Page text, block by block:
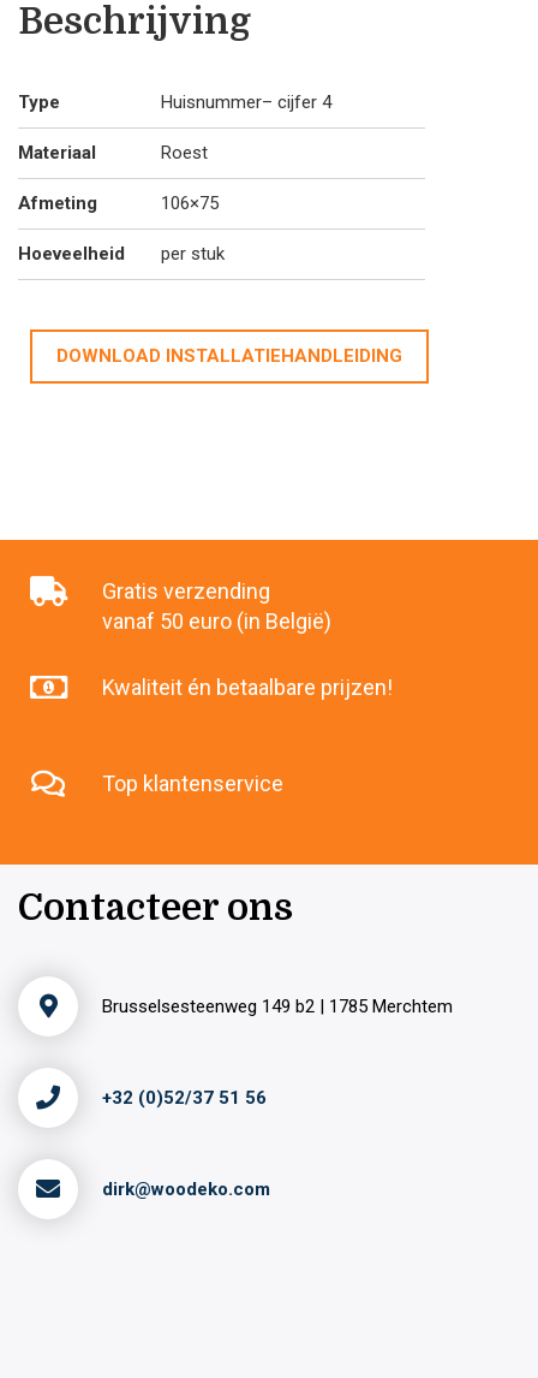
Beschrijving
Type Huisnummer– cijfer 4
Materiaal Roest
Afmeting 106×75
Hoeveelheid per stuk
DOWNLOAD INSTALLATIEHANDLEIDING
Gratis verzending
vanaf 50 euro (in België)
Kwaliteit én betaalbare prijzen!
Top klantenservice
Contacteer ons
Brusselsesteenweg 149 b2 | 1785 Merchtem
+32 (0)52/37 51 56
dirk@woodeko.com